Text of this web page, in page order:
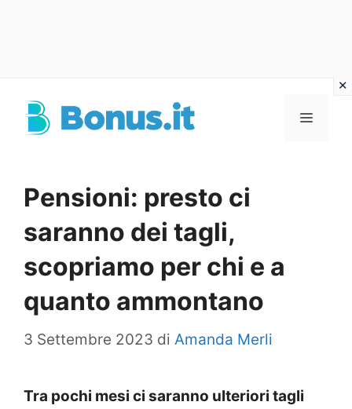
Menu
Pensioni: presto ci
saranno dei tagli,
scopriamo per chi e a
quanto ammontano
3 Settembre 2023 di Amanda Merli
Tra pochi mesi ci saranno ulteriori tagli